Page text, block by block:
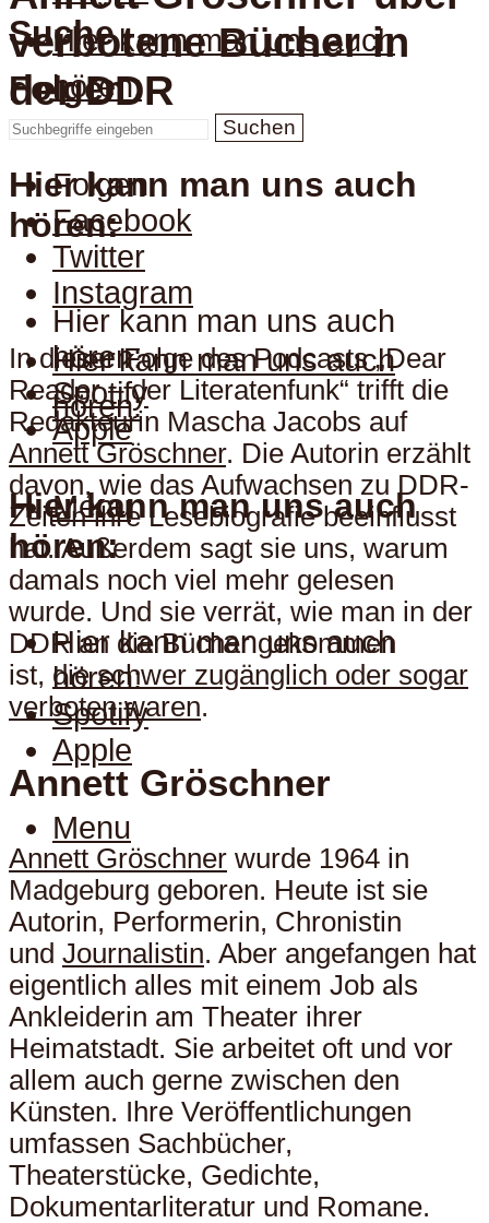
Suche
Suchen
Hier kann man uns auch
hören:
Hier kann man uns auch
hören:
Hier kann man uns auch
hören:
Spotify
Apple
Menu
Folgen
Folgen
Facebook
Twitter
Instagram
Hier kann man uns auch
hören:
Hier kann man uns auch
hören:
Hier kann man uns auch
hören:
Spotify
Apple
Menu
verbotene Bücher in
der DDR
In dieser Folge des Podcasts „Dear
Reader – der Literatenfunk“ trifft die
Redakteurin Mascha Jacobs auf
Annett Gröschner. Die Autorin erzählt
davon, wie das Aufwachsen zu DDR-
Zeiten ihre Lesebiografie beeinflusst
hat. Außerdem sagt sie uns, warum
damals noch viel mehr gelesen
wurde. Und sie verrät, wie man in der
DDR an die Bücher gekommen
ist, die schwer zugänglich oder sogar
verboten waren.
Annett Gröschner
Annett Gröschner wurde 1964 in
Madgeburg geboren. Heute ist sie
Autorin, Performerin, Chronistin
und Journalistin. Aber angefangen hat
eigentlich alles mit einem Job als
Ankleiderin am Theater ihrer
Heimatstadt. Sie arbeitet oft und vor
allem auch gerne zwischen den
Künsten. Ihre Veröffentlichungen
umfassen Sachbücher,
Theaterstücke, Gedichte,
Dokumentarliteratur und Romane.